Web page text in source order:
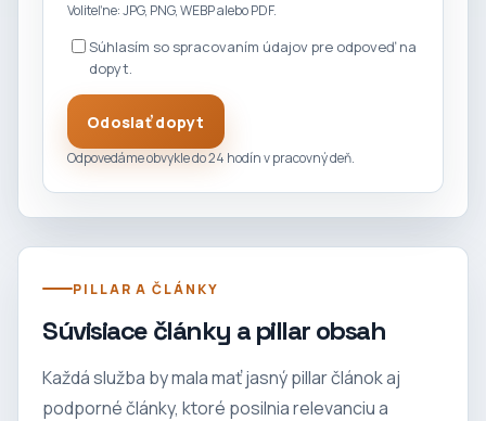
Voliteľne: JPG, PNG, WEBP alebo PDF.
Súhlasím so spracovaním údajov pre odpoveď na
dopyt.
Odoslať dopyt
Odpovedáme obvykle do 24 hodín v pracovný deň.
PILLAR A ČLÁNKY
Súvisiace články a pillar obsah
Každá služba by mala mať jasný pillar článok aj
podporné články, ktoré posilnia relevanciu a